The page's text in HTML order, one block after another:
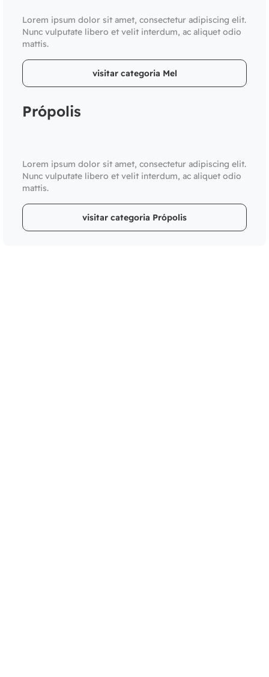
Lorem ipsum dolor sit amet, consectetur adipiscing elit.
Nunc vulputate libero et velit interdum, ac aliquet odio
mattis.
visitar categoria Mel
Própolis
Lorem ipsum dolor sit amet, consectetur adipiscing elit.
Nunc vulputate libero et velit interdum, ac aliquet odio
mattis.
visitar categoria Própolis